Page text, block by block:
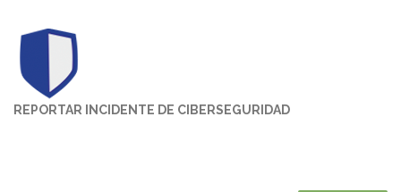
REPORTAR INCIDENTE DE CIBERSEGURIDAD